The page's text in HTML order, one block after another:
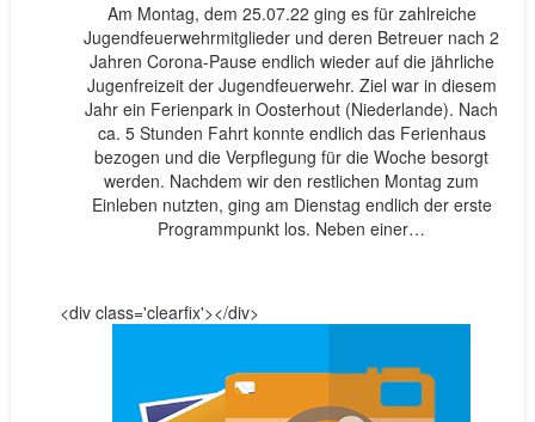
Am Montag, dem 25.07.22 ging es für zahlreiche
Jugendfeuerwehrmitglieder und deren Betreuer nach 2
Jahren Corona-Pause endlich wieder auf die jährliche
Jugenfreizeit der Jugendfeuerwehr. Ziel war in diesem
Jahr ein Ferienpark in Oosterhout (Niederlande). Nach
ca. 5 Stunden Fahrt konnte endlich das Ferienhaus
bezogen und die Verpflegung für die Woche besorgt
werden. Nachdem wir den restlichen Montag zum
Einleben nutzten, ging am Dienstag endlich der erste
Programmpunkt los. Neben einer…
<div class='clearfix'></div>